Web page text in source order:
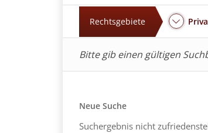
Rechtsgebiete
Bitte gib einen gültigen
Neue Suche
Suchergebnis nicht